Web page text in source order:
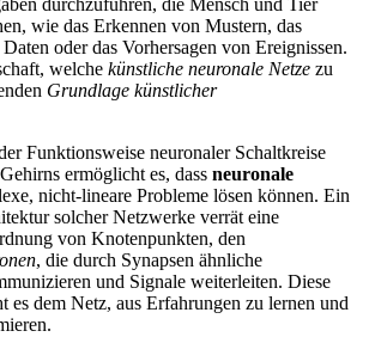
durchzuführen, die Mensch und Tier
wie das Erkennen von Mustern, das
oder das Vorhersagen von Ereignissen.
welche künstliche neuronale Netze zu
Grundlage künstlicher
Funktionsweise neuronaler Schaltkreise
ermöglicht es, dass neuronale
nicht-lineare Probleme lösen können. Ein
solcher Netzwerke verrät eine
von Knotenpunkten, den
, die durch Synapsen ähnliche
und Signale weiterleiten. Diese
es dem Netz, aus Erfahrungen zu lernen und